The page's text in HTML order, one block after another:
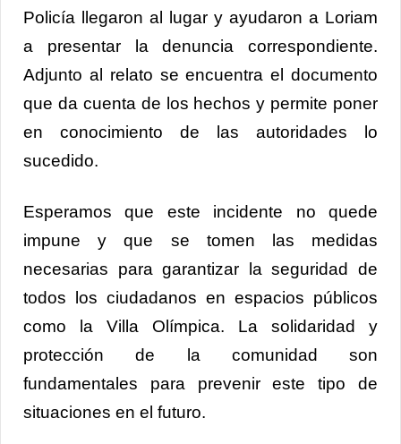
Policía llegaron al lugar y ayudaron a Loriam
a presentar la denuncia correspondiente.
Adjunto al relato se encuentra el documento
que da cuenta de los hechos y permite poner
en conocimiento de las autoridades lo
sucedido.
Esperamos que este incidente no quede
impune y que se tomen las medidas
necesarias para garantizar la seguridad de
todos los ciudadanos en espacios públicos
como la Villa Olímpica. La solidaridad y
protección de la comunidad son
fundamentales para prevenir este tipo de
situaciones en el futuro.